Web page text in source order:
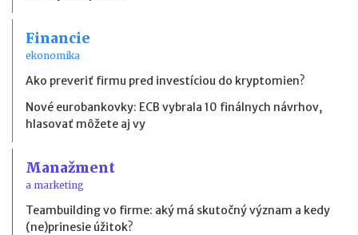
Financie
ekonomika
Ako preveriť firmu pred investíciou do kryptomien?
Nové eurobankovky: ECB vybrala 10 finálnych návrhov,
hlasovať môžete aj vy
Manažment
a marketing
Teambuilding vo firme: aký má skutočný význam a kedy
(ne)prinesie úžitok?